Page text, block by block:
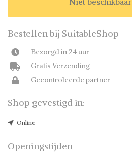
Bestellen bij SuitableShop
Bezorgd in 24 uur
Gratis Verzending
Gecontroleerde partner
Shop gevestigd in:
Online
Openingstijden